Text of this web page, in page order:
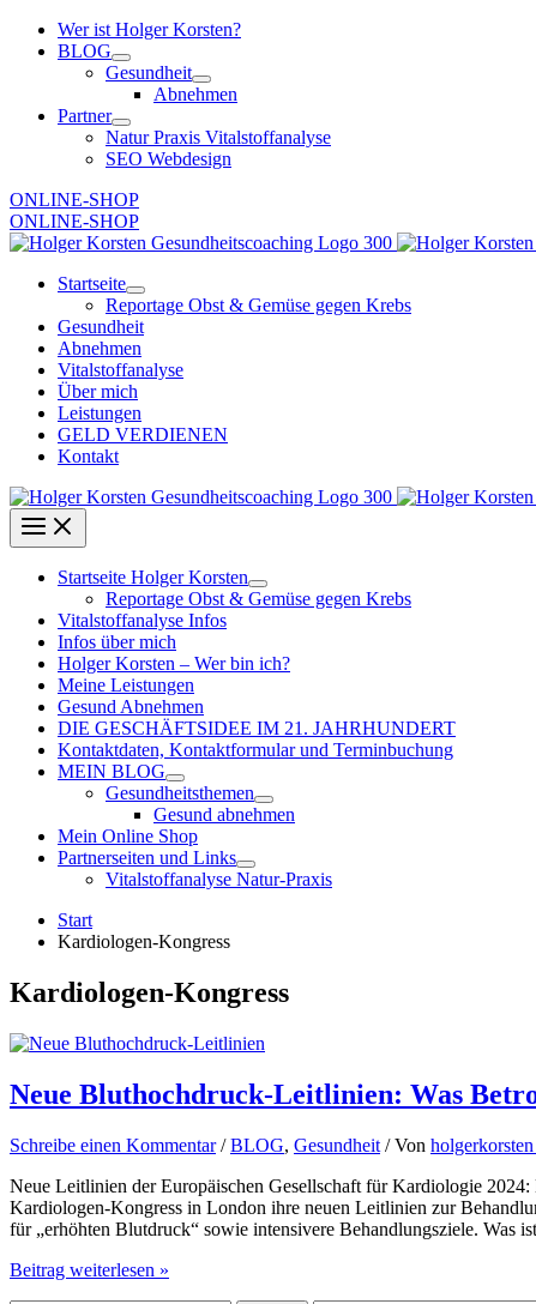
Zum
Inhalt
Wer ist Holger Korsten?
BLOG
Gesundheit
Abnehmen
Partner
Natur Praxis Vitalstoffanalyse
SEO Webdesign
ONLINE-SHOP
ONLINE-SHOP
Startseite
Reportage Obst & Gemüse gegen Krebs
Gesundheit
Abnehmen
Vitalstoffanalyse
Über mich
Leistungen
GELD VERDIENEN
Kontakt
Startseite Holger Korsten
Reportage Obst & Gemüse gegen Krebs
Vitalstoffanalyse Infos
Infos über mich
Holger Korsten – Wer bin ich?
Meine Leistungen
Gesund Abnehmen
DIE GESCHÄFTSIDEE IM 21. JAHRHUNDERT
Kontaktdaten, Kontaktformular und Terminbuchung
MEIN BLOG
Gesundheitsthemen
Gesund abnehmen
Mein Online Shop
Partnerseiten und Links
Vitalstoffanalyse Natur-Praxis
Start
Kardiologen-Kongress
Kardiologen-Kongress
Neue Bluthochdruck-Leitlinien: Was
Schreibe einen Kommentar /BLOG, Gesundheit / Von holgerkorsten
Neue Leitlinien der Europäischen Gesellschaft für Kardiologie
Kardiologen-Kongress in London ihre neuen Leitlinien zur
für „erhöhten Blutdruck“ sowie intensivere Behandlungsziele. Was
Neue
Beitrag weiterlesen »